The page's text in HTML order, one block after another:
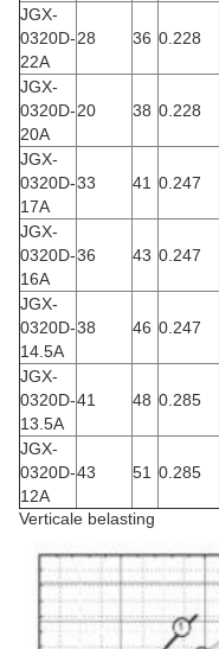
JGX-
0320D-
22A
28 36 0.228
JGX-
0320D-
20A
20 38 0.228
JGX-
0320D-
17A
33 41 0.247
JGX-
0320D-
16A
36 43 0.247
JGX-
0320D-
14.5A
38 46 0.247
JGX-
0320D-
13.5A
41 48 0.285
JGX-
0320D-
12A
43 51 0.285
Verticale belasting